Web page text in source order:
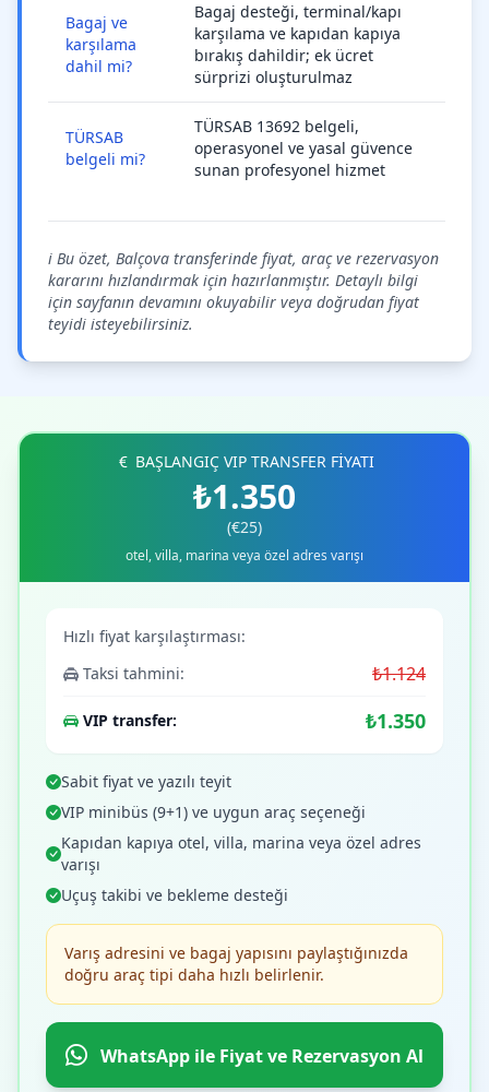
Bagaj ve
karşılama
dahil mi?
Bagaj desteği, terminal/kapı
karşılama ve kapıdan kapıya
bırakış dahildir; ek ücret
sürprizi oluşturulmaz
TÜRSAB
belgeli mi?
TÜRSAB 13692 belgeli,
operasyonel ve yasal güvence
sunan profesyonel hizmet
ℹ️ Bu özet, Balçova transferinde fiyat, araç ve rezervasyon
kararını hızlandırmak için hazırlanmıştır. Detaylı bilgi
için sayfanın devamını okuyabilir veya doğrudan fiyat
teyidi isteyebilirsiniz.
BAŞLANGIÇ VIP TRANSFER FİYATI
₺1.350
(€25)
otel, villa, marina veya özel adres varışı
Hızlı fiyat karşılaştırması:
Taksi tahmini:
₺1.124
VIP transfer: ₺1.350
Sabit fiyat ve yazılı teyit
VIP minibüs (9+1) ve uygun araç seçeneği
Kapıdan kapıya otel, villa, marina veya özel adres
varışı
Uçuş takibi ve bekleme desteği
Varış adresini ve bagaj yapısını paylaştığınızda
doğru araç tipi daha hızlı belirlenir.
WhatsApp ile Fiyat ve Rezervasyon Al